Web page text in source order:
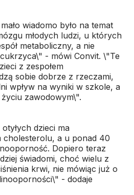
wiadomo było na temat
młodych ludzi, u których
metaboliczny, a nie
- mówi Convit. \"Te
z zespołem
sobie dobrze z rzeczami,
wpływ na wyniki w szkole, a
zawodowym\".
dzieci ma
cholesterolu, a u ponad 40
Dopiero teraz
świadomi, choć wielu z
krwi, nie mówiąc już o
- dodaje